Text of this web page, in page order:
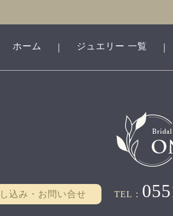
ホーム ジュエリー 一覧
込み・お問い合せ TEL：